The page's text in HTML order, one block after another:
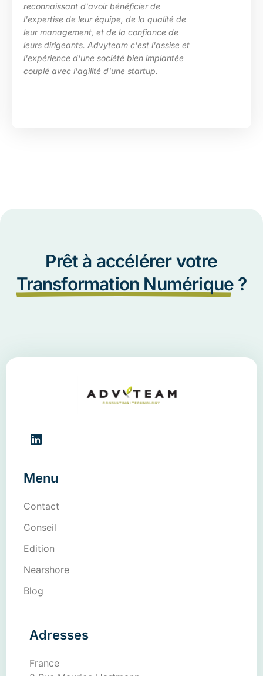
reconnaissant d'avoir bénéficier de
l'expertise de leur équipe, de la qualité de
leur management, et de la confiance de
leurs dirigeants. Advyteam c'est l'assise et
l'expérience d'une société bien implantée
couplé avec l'agilité d'une startup.
Prêt à accélérer votre
Transformation Numérique ?
Menu
Contact
Conseil
Edition
Nearshore
Blog
Adresses
France